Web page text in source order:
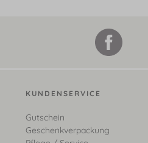
KUNDENSERVICE
Gutschein
Geschenkverpackung